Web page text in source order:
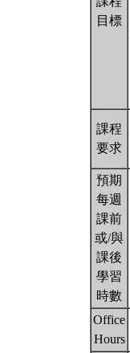
目標
課程
要求
預期
每週
課前
或/與
課後
學習
時數
Office
Hours